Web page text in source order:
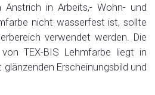
Anstrich in Arbeits,- Wohn- und
nicht wasserfest ist, sollte
verwendet werden. Die
TEX-BIS Lehmfarbe liegt in
Erscheinungsbild und